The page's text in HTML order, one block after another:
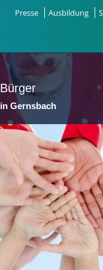
Presse Ausbildung
Bürger
in Gernsbach